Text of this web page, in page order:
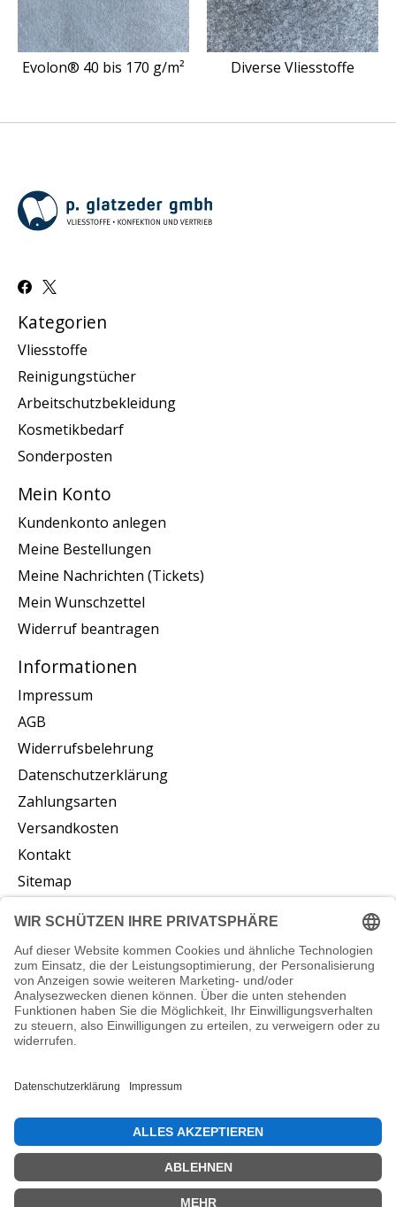
Evolon® 40 bis 170 g/m² Diverse Vliesstoffe
Kategorien
Vliesstoffe
Reinigungstücher
Arbeitschutzbekleidung
Kosmetikbedarf
Sonderposten
Mein Konto
Kundenkonto anlegen
Meine Bestellungen
Meine Nachrichten (Tickets)
Mein Wunschzettel
Widerruf beantragen
Informationen
Impressum
AGB
Widerrufsbelehrung
Datenschutzerklärung
Zahlungsarten
Versandkosten
Kontakt
Sitemap
Abonnieren Sie unseren Newsletter
Abonnieren
© Copyright 2026 vliesstoffe24.de - Powered by
DE